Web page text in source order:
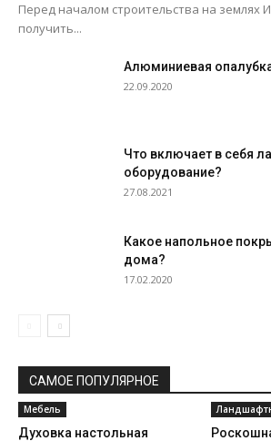
Перед началом строительства на землях
получить...
Алюминиевая
22.09.2020
Что включает в себя
оборудование?
27.08.2021
Какое напольное
дома?
17.02.2020
САМОЕ ПОПУЛЯРНОЕ
Мебель
Духовка настольная